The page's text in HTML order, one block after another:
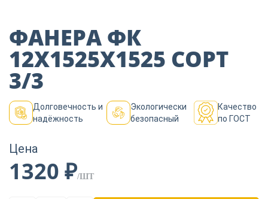
Декор
ФАНЕРА ФК
12Х1525Х1525 СОРТ
3/3
Долговечность и
надёжность
Экологически
безопасный
Качество
по ГОСТ
Цена
1320 ₽/ШТ